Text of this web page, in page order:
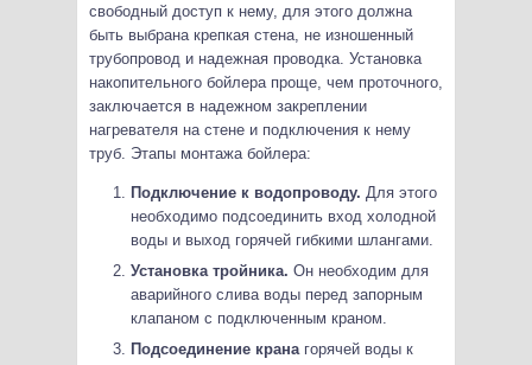
свободный доступ к нему, для этого должна
быть выбрана крепкая стена, не изношенный
трубопровод и надежная проводка. Установка
накопительного бойлера проще, чем проточного,
заключается в надежном закреплении
нагревателя на стене и подключения к нему
труб. Этапы монтажа бойлера:
Подключение к водопроводу. Для этого
необходимо подсоединить вход холодной
воды и выход горячей гибкими шлангами.
Установка тройника. Он необходим для
аварийного слива воды перед запорным
клапаном с подключенным краном.
Подсоединение кранагорячей воды к